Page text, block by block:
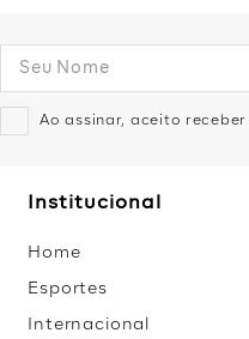
Ao assinar, aceito
Institucional
Home
Esportes
Internacional